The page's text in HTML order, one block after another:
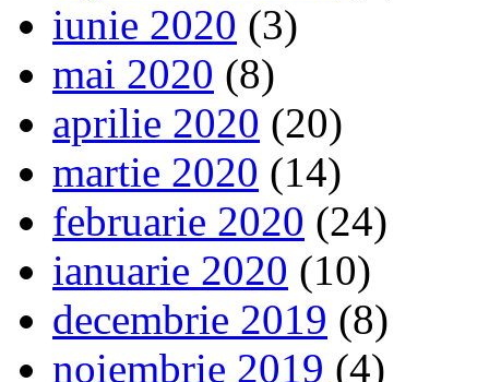
iunie 2020 (3)
mai 2020 (8)
aprilie 2020 (20)
martie 2020 (14)
februarie 2020 (24)
ianuarie 2020 (10)
decembrie 2019 (8)
noiembrie 2019 (4)